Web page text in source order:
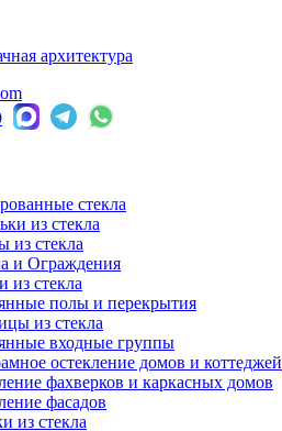
архитектура
стекла
из стекла
из стекла
и Ограждения
стекла
полы и перекрытия
из стекла
входные группы
остекление домов и коттеджей
фахверков и каркасных домов
фасадов
из стекла